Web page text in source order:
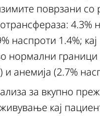
поврзани со
4.3%
наспроти 1.4%;
нормални
анемија (2.7%
за вкупно
кај